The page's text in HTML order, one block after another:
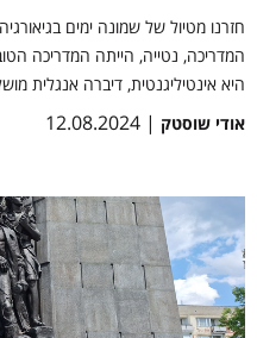
חזרנו מטיול של שמונה ימים
המדריכה, נטייה, הייתה המדריכה
היא אינטיליגנטית, דיברה אנגלית
אודי שוסטק | 12.08.2024